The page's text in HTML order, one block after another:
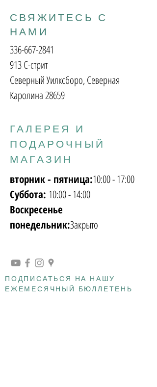
СВЯЖИТЕСЬ С
НАМИ
336-667-2841
913 С-стрит
Северный Уилксборо, Северная
Каролина 28659
ГАЛЕРЕЯ И
ПОДАРОЧНЫЙ
МАГАЗИН
вторник - пятница:10:00 - 17:00
Суббота: 10:00 - 14:00
Воскресенье
понедельник:Закрыто
ПОДПИСАТЬСЯ НА НАШУ
ЕЖЕМЕСЯЧНЫЙ БЮЛЛЕТЕНЬ